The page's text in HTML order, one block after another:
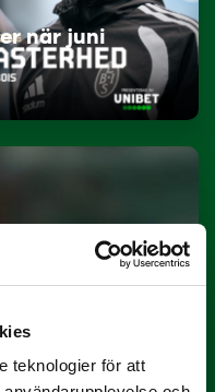
teknologier för att
när juni
i juni: ”En